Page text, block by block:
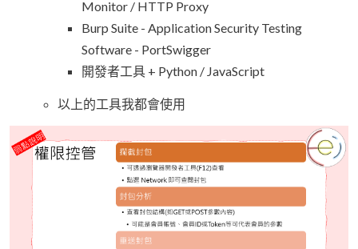
Monitor / HTTP Proxy
Burp Suite - Application Security Testing
Software - PortSwigger
開發者工具 + Python / JavaScript
以上的工具我都會使用